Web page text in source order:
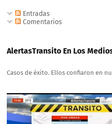
Entradas
Comentarios
AlertasTransito En Los
Casos de éxito. Ellos confiaron en